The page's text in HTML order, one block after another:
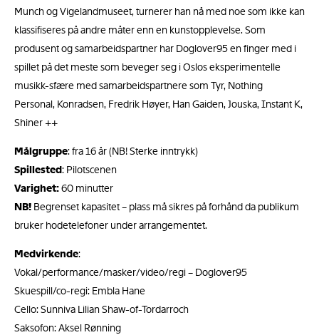
Munch og Vigelandmuseet, turnerer han nå med noe som ikke kan
klassifiseres på andre måter enn en kunstopplevelse. Som
produsent og samarbeidspartner har Doglover95 en finger med i
spillet på det meste som beveger seg i Oslos eksperimentelle
musikk-sfære med samarbeidspartnere som Tyr, Nothing
Personal, Konradsen, Fredrik Høyer, Han Gaiden, Jouska, Instant K,
Shiner ++
Målgruppe: fra 16 år (NB! Sterke inntrykk)
Spillested: Pilotscenen
Varighet:60 minutter
NB! Begrenset kapasitet – plass må sikres på forhånd da publikum
bruker hodetelefoner under arrangementet.
Medvirkende:
Vokal/performance/masker/video/regi – Doglover95
Skuespill/co-regi: Embla Hane
Cello: Sunniva Lilian Shaw-of-Tordarroch
Saksofon: Aksel Rønning